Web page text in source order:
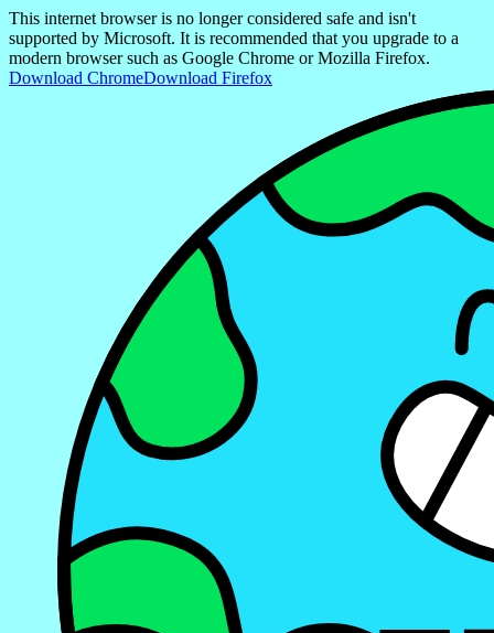
This internet browser is no longer considered safe and isn't
supported by Microsoft. It is recommended that you upgrade to a
modern browser such as Google Chrome or Mozilla Firefox.
Download ChromeDownload Firefox